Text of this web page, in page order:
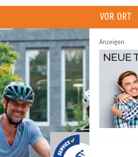
VOR ORT
Anzeigen